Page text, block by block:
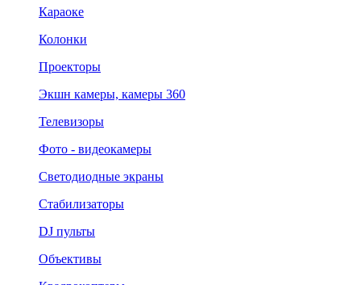
Караоке
Колонки
Проекторы
Экшн камеры, камеры 360
Телевизоры
Фото - видеокамеры
Светодиодные экраны
Стабилизаторы
DJ пульты
Объективы